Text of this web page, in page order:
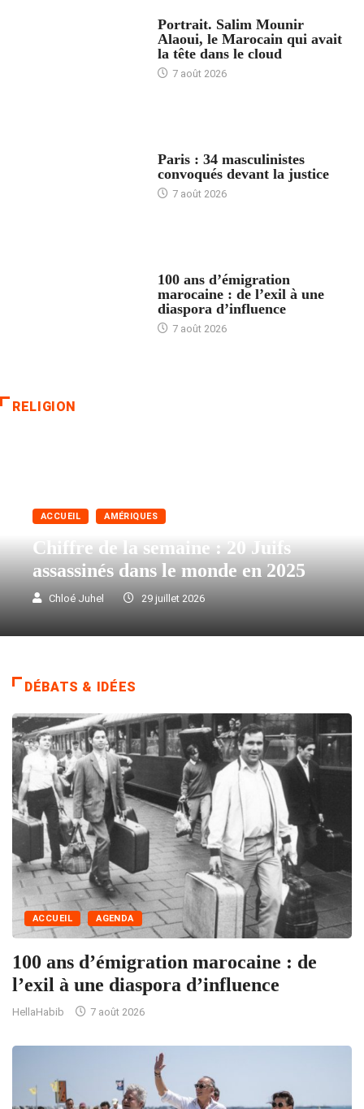
Portrait. Salim Mounir
Alaoui, le Marocain qui avait
la tête dans le cloud
7 août 2026
Paris : 34 masculinistes
convoqués devant la justice
7 août 2026
100 ans d’émigration
marocaine : de l’exil à une
diaspora d’influence
7 août 2026
RELIGION
ACCUEIL AMÉRIQUES
Chiffre de la semaine : 20 Juifs
assassinés dans le monde en 2025
Chloé Juhel 29 juillet 2026
DÉBATS & IDÉES
ACCUEIL AGENDA
100 ans d’émigration marocaine : de
l’exil à une diaspora d’influence
HellaHabib 7 août 2026